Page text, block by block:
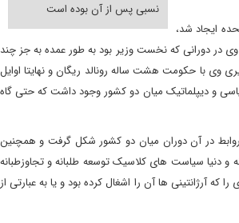
نسبی پس از آن بوده است
ایجاد شد،
در دورانی که نخست وزیر بود به طور عمده به جز چند
با حکومت هشت ساله رونالد ریگان و نهایتا اوایل
و دیپلماتیک میان دو کشور وجود داشت که حتی گاه
در آن دوران میان دو کشور شکل گرفت و همچنین
و دنیا سیاست های کلاسیک توسعه طلبانه و تجاوزطبانه
که آرژانتینی ها آن را اشغال کرده بود و یا به عبارتی از